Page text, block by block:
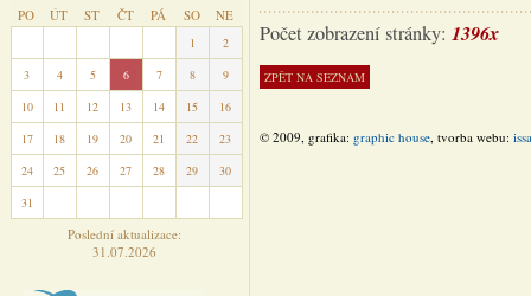
PO
ÚT ST ČT PÁ SO NE
1
2
3
4 5 6 7 8
9
10
11 12 13 14 15
16
17
18 19 20 21 22
23
24
25 26 27 28 29
30
31
Poslední aktualizace:
31.07.2026
Počet zobrazení stránky: 1396x
© 2009, grafika: graphic house, tvorba webu: